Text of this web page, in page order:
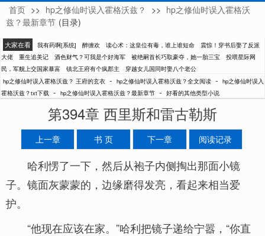
王府的玄衣
首页 >> hp之修仙时误入霍格沃兹？ >> hp之修仙时误入霍格沃
兹？最新章节 (目录)
大家在看 我有药啊[系统] 醉缠欢 读心术：这皇位有毒，谁上谁短命
震惊！穿书后娶了反派
大佬
重生追美记 酒色财气？可我是个好海军 被绝嗣首长巧取豪夺，她一胎三宝
投喂星际网
民，军舰上交国家暴富
镇北王府有个疯郡主
穿越女儿国同时娶八个老公
hp之修仙时误入霍格沃兹？ 王府的玄衣 - hp之修仙时误入霍格沃兹？全文阅读 - hp之修仙时误入
霍格沃兹？txt下载 - hp之修仙时误入霍格沃兹？最新章节 - 好看的其他类型小说
第394章 西里斯和雷古勒斯
上一章 书 页 下一章 阅读记录
哈利愣了一下，然后从袍子内侧掏出那面小镜
子。镜面灰蒙蒙的，边缘磨得发亮，看起来相当爱
护。
“他现在应该在家。”哈利把镜子递给宁嚣，“你直